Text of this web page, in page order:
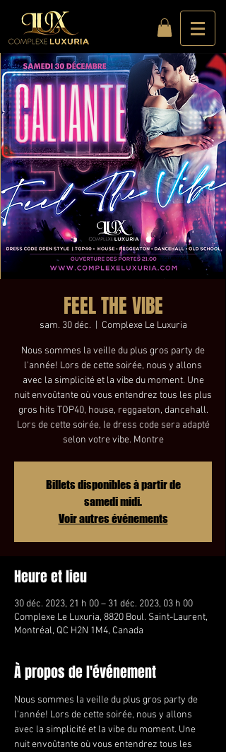
FEEL THE VIBE
sam. 30 déc. Complexe Le Luxuria
Nous sommes la veille du plus gros party de
l'année! Lors de cette soirée, nous y allons
avec la simplicité et la vibe du moment. Une
nuit envoûtante où vous entendrez tous les plus
gros hits TOP40, house, reggaeton, dancehall.
Lors de cette soirée, le dress code sera adapté
selon votre vibe. Montre
Billets disponibles à partir de
samedi midi.
Voir autres événements
Heure et lieu
30 déc. 2023, 21 h 00 – 31 déc. 2023, 03 h 00
Complexe Le Luxuria, 8820 Boul. Saint-Laurent,
Montréal, QC H2N 1M4, Canada
À propos de l'événement
Nous sommes la veille du plus gros party de
l'année! Lors de cette soirée, nous y allons
avec la simplicité et la vibe du moment. Une
nuit envoûtante où vous entendrez tous les